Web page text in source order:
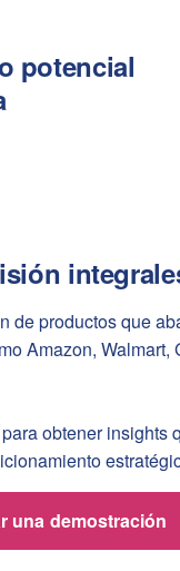
potencial
de productos que
Amazon,
obtener insights
una demostración